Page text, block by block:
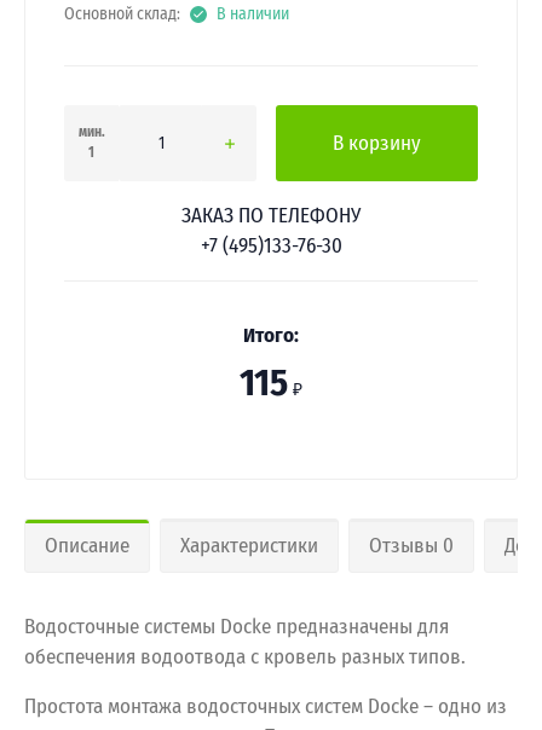
Основной склад: В наличии
мин.
1
В корзину
ЗАКАЗ ПО ТЕЛЕФОНУ
+7 (495)133-76-30
Итого:
115 ₽
Описание Характеристики Отзывы 0
Водосточные системы Docke предназначены для
обеспечения водоотвода с кровель разных типов.
Простота монтажа водосточных систем Docke – одно из